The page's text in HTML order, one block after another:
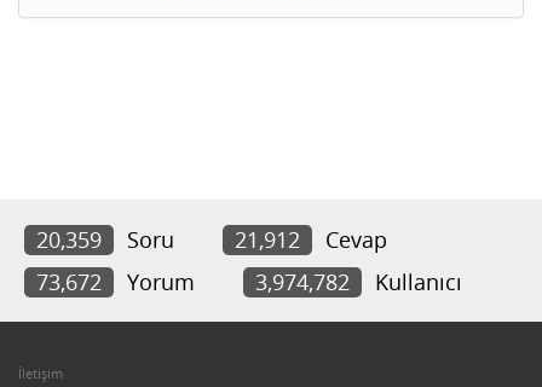
20,359 Soru 21,912
Cevap
73,672
Yorum 3,974,782 Kullanıcı
İletişim